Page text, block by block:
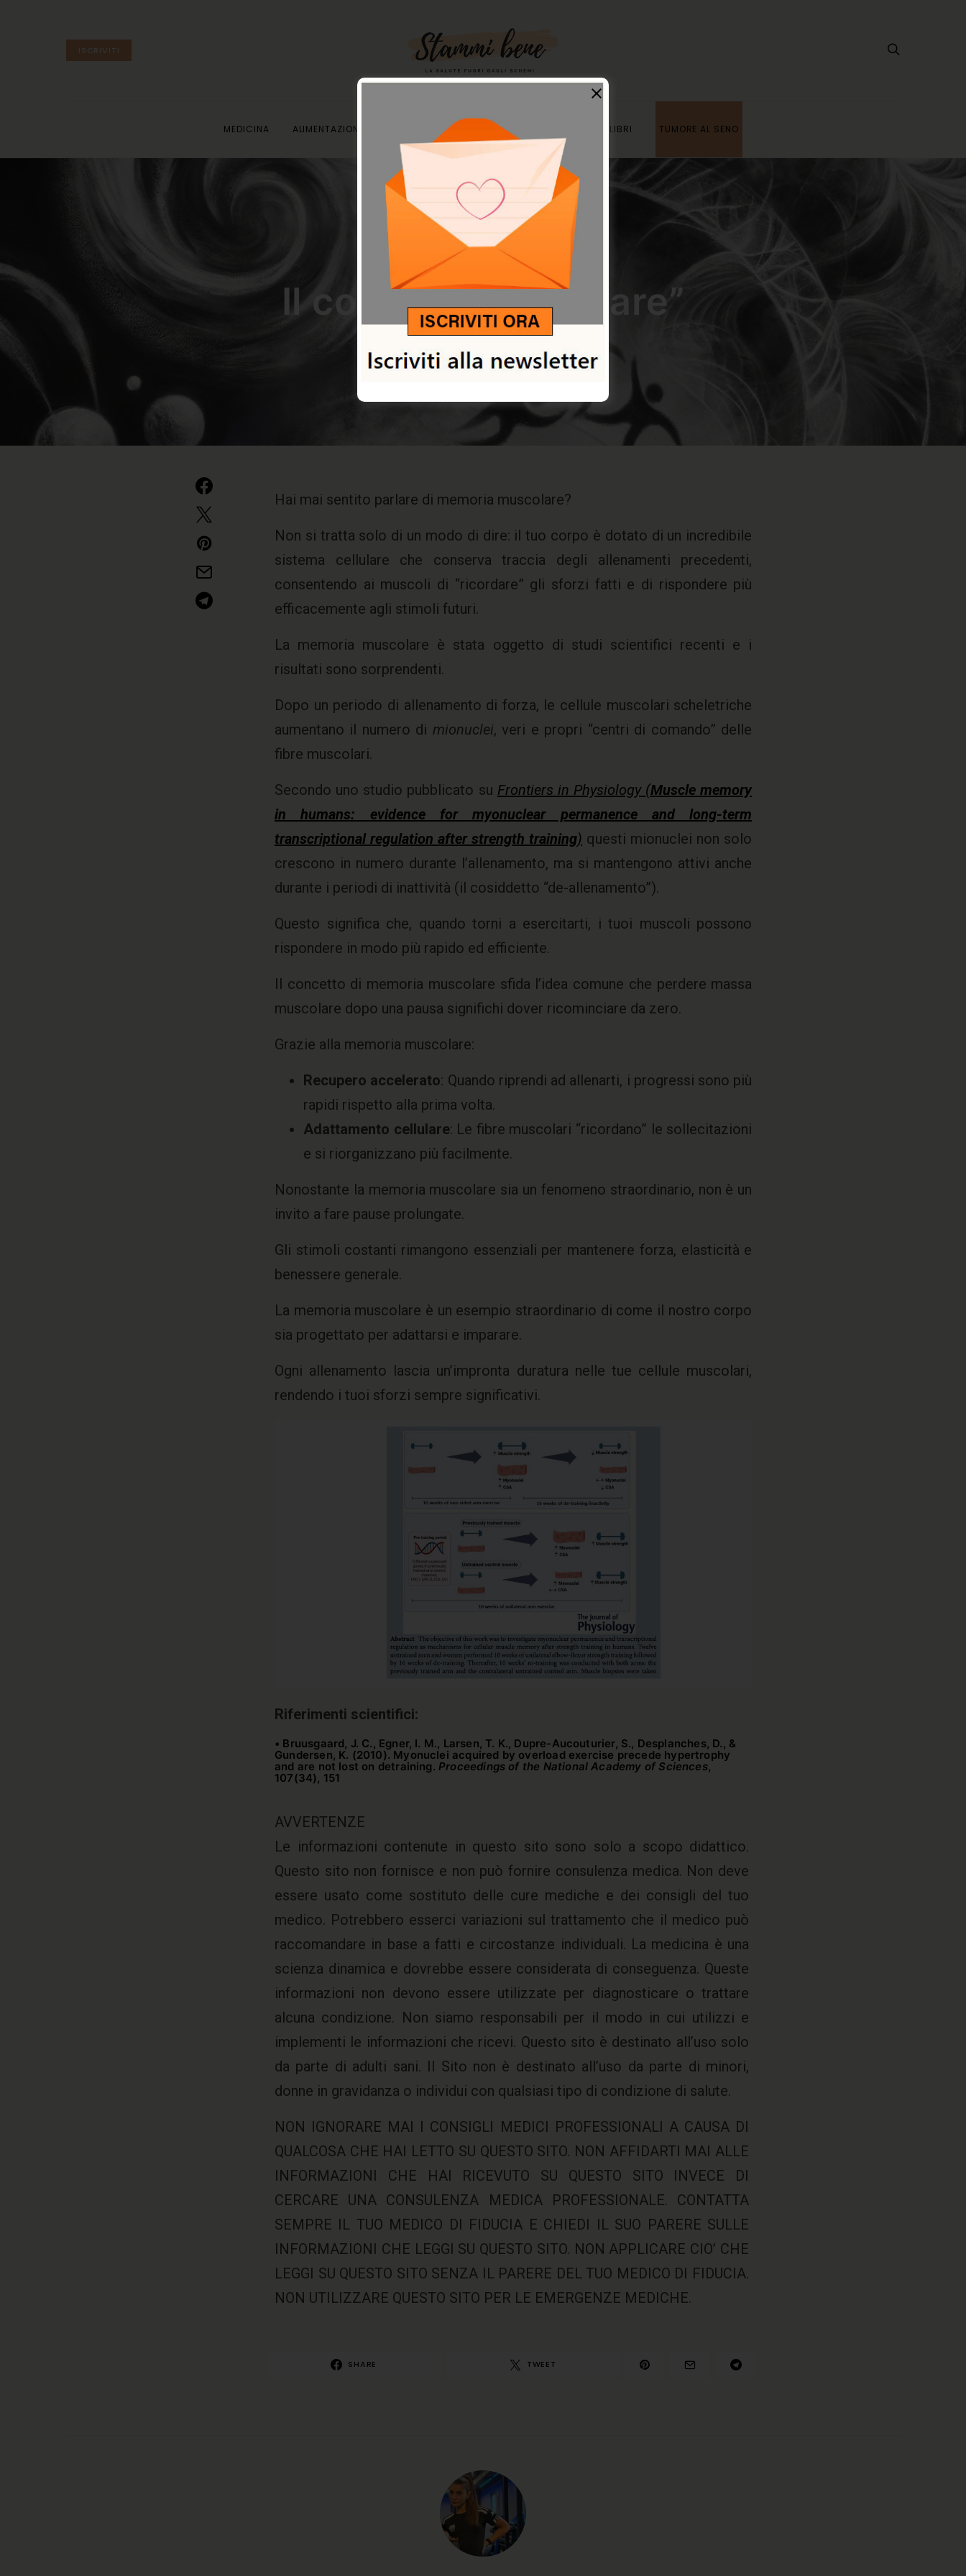
ISCRIVITI
MEDICINA ALIMENTAZIONE ATTIVITÀ FISICA LIBRI TUMORE AL SENO
ATTIVITÀ FISICA
Il corpo “sa ricordare”
16 DICEMBRE 2024 SIMONA VARONE
Hai mai sentito parlare di memoria muscolare?
Non si tratta solo di un modo di dire: il tuo corpo è dotato di un incredibile
sistema cellulare che conserva traccia degli allenamenti precedenti,
consentendo ai muscoli di “ricordare” gli sforzi fatti e di rispondere più
efficacemente agli stimoli futuri.
La memoria muscolare è stata oggetto di studi scientifici recenti e i
risultati sono sorprendenti.
Dopo un periodo di allenamento di forza, le cellule muscolari scheletriche
aumentano il numero di mionuclei, veri e propri “centri di comando” delle
fibre muscolari.
Secondo uno studio pubblicato su Frontiers in Physiology (Muscle memory
in humans: evidence for myonuclear permanence and long-term
transcriptional regulation after strength training) questi mionuclei non solo
crescono in numero durante l’allenamento, ma si mantengono attivi anche
durante i periodi di inattività (il cosiddetto “de-allenamento”).
Questo significa che, quando torni a esercitarti, i tuoi muscoli possono
rispondere in modo più rapido ed efficiente.
Il concetto di memoria muscolare sfida l’idea comune che perdere massa
muscolare dopo una pausa significhi dover ricominciare da zero.
Grazie alla memoria muscolare:
Recupero accelerato: Quando riprendi ad allenarti, i progressi sono più
rapidi rispetto alla prima volta.
Adattamento cellulare: Le fibre muscolari “ricordano” le sollecitazioni
e si riorganizzano più facilmente.
Nonostante la memoria muscolare sia un fenomeno straordinario, non è un
invito a fare pause prolungate.
Gli stimoli costanti rimangono essenziali per mantenere forza, elasticità e
benessere generale.
La memoria muscolare è un esempio straordinario di come il nostro corpo
sia progettato per adattarsi e imparare.
Ogni allenamento lascia un’impronta duratura nelle tue cellule muscolari,
rendendo i tuoi sforzi sempre significativi.
Riferimenti scientifici:
• Bruusgaard, J. C., Egner, I. M., Larsen, T. K., Dupre-Aucouturier, S., Desplanches, D., &
Gundersen, K. (2010). Myonuclei acquired by overload exercise precede hypertrophy
and are not lost on detraining. Proceedings of the National Academy of Sciences,
107(34), 151
AVVERTENZE
Le informazioni contenute in questo sito sono solo a scopo didattico.
Questo sito non fornisce e non può fornire consulenza medica. Non deve
essere usato come sostituto delle cure mediche e dei consigli del tuo
medico. Potrebbero esserci variazioni sul trattamento che il medico può
raccomandare in base a fatti e circostanze individuali. La medicina è una
scienza dinamica e dovrebbe essere considerata di conseguenza. Queste
informazioni non devono essere utilizzate per diagnosticare o trattare
alcuna condizione. Non siamo responsabili per il modo in cui utilizzi e
implementi le informazioni che ricevi. Questo sito è destinato all’uso solo
da parte di adulti sani. Il Sito non è destinato all’uso da parte di minori,
donne in gravidanza o individui con qualsiasi tipo di condizione di salute.
NON IGNORARE MAI I CONSIGLI MEDICI PROFESSIONALI A CAUSA DI
QUALCOSA CHE HAI LETTO SU QUESTO SITO. NON AFFIDARTI MAI ALLE
INFORMAZIONI CHE HAI RICEVUTO SU QUESTO SITO INVECE DI
CERCARE UNA CONSULENZA MEDICA PROFESSIONALE. CONTATTA
SEMPRE IL TUO MEDICO DI FIDUCIA E CHIEDI IL SUO PARERE SULLE
INFORMAZIONI CHE LEGGI SU QUESTO SITO. NON APPLICARE CIO’ CHE
LEGGI SU QUESTO SITO SENZA IL PARERE DEL TUO MEDICO DI FIDUCIA.
NON UTILIZZARE QUESTO SITO PER LE EMERGENZE MEDICHE.
SHARE TWEET